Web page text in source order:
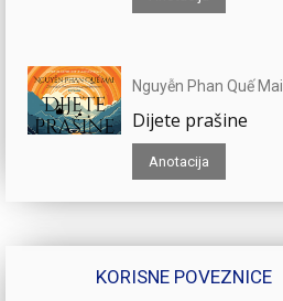
Nguyễn Phan Quế Mai
Dijete prašine
Anotacija
KORISNE POVEZNICE